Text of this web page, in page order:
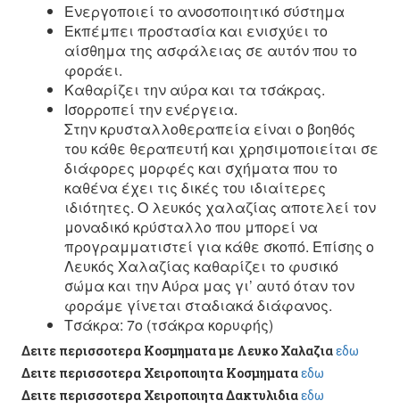
Ενεργοποιεί το ανοσοποιητικό σύστημα
Εκπέμπει προστασία και ενισχύει το
αίσθημα της ασφάλειας σε αυτόν που το
φοράει.
Καθαρίζει την αύρα και τα τσάκρας.
Ισορροπεί την ενέργεια.
Στην κρυσταλλοθεραπεία είναι ο βοηθός
του κάθε θεραπευτή και χρησιμοποιείται σε
διάφορες μορφές και σχήματα που το
καθένα έχει τις δικές του ιδιαίτερες
ιδιότητες. Ο λευκός χαλαζίας αποτελεί τον
μοναδικό κρύσταλλο που μπορεί να
προγραμματιστεί για κάθε σκοπό. Επίσης ο
Λευκός Χαλαζίας καθαρίζει το φυσικό
σώμα και την Αύρα μας γι’ αυτό όταν τον
φοράμε γίνεται σταδιακά διάφανος.
Τσάκρα: 7ο (τσάκρα κορυφής)
Δειτε περισσοτερα Κοσμηματα με Λευκο Χαλαζιαεδω
Δειτε περισσοτερα Χειροποιητα Κοσμηματαεδω
Δειτε περισσοτερα Χειροποιητα Δακτυλιδιαεδω